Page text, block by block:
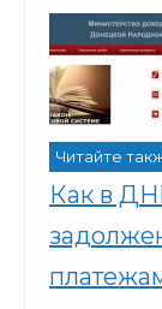
Читайте
Как в